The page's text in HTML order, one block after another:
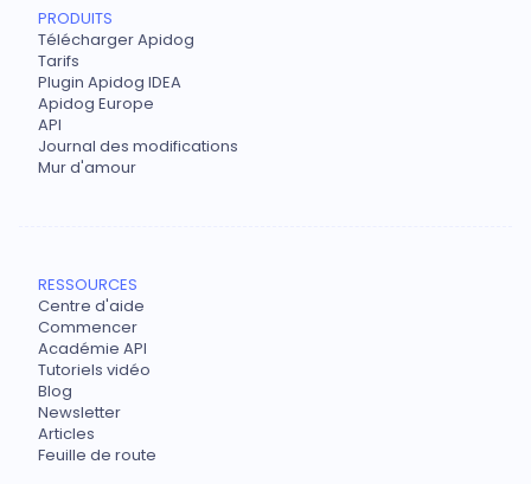
PRODUITS
Télécharger Apidog
Tarifs
Plugin Apidog IDEA
Apidog Europe
API
Journal des modifications
Mur d'amour
RESSOURCES
Centre d'aide
Commencer
Académie API
Tutoriels vidéo
Blog
Newsletter
Articles
Feuille de route